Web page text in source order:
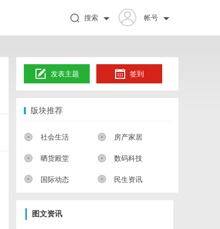
帐号
搜索
发表主题 签到
版块推荐
社会生活 房产家居
晒货殿堂 数码科技
国际动态 民生资讯
图文资讯